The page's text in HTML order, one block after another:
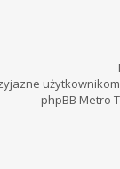
phpBB Metro